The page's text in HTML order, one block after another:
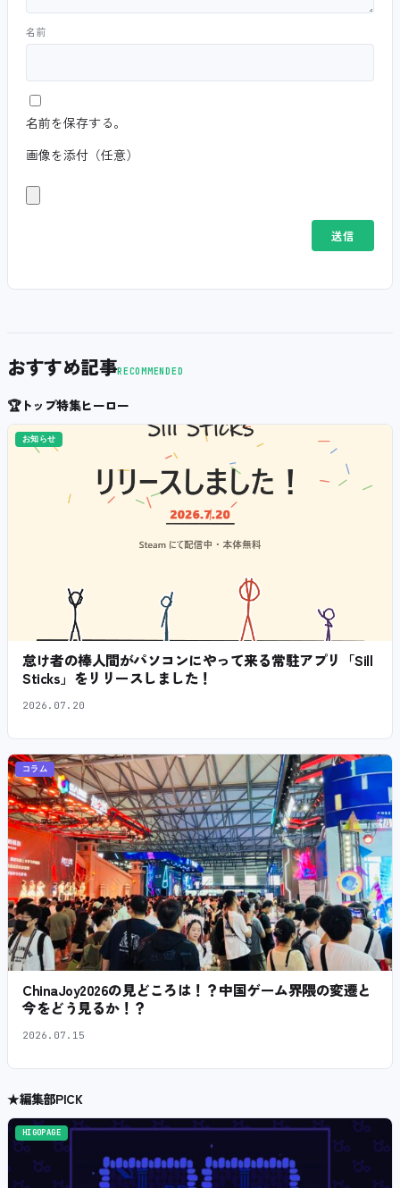
名前
名前を保存する。
画像を添付（任意）
おすすめ記事RECOMMENDED
🏆トップ特集ヒーロー
お知らせ
怠け者の棒人間がパソコンにやって来る常駐アプリ「Sill
Sticks」をリリースしました！
2026.07.20
コラム
ChinaJoy2026の見どころは！？中国ゲーム界隈の変遷と
今をどう見るか！？
2026.07.15
★編集部PICK
HIGOPAGE